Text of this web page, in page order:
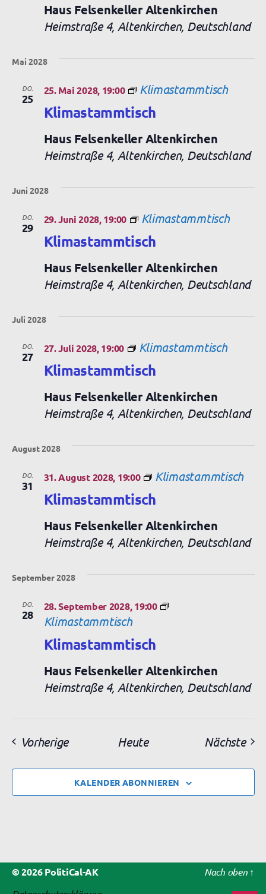
Haus Felsenkeller Altenkirchen
Heimstraße 4, Altenkirchen, Deutschland
Mai 2028
DO.
25
Klimastammtisch
25. Mai 2028, 19:00 Klimastammtisch
Haus Felsenkeller Altenkirchen
Heimstraße 4, Altenkirchen, Deutschland
Juni 2028
DO.
29
Klimastammtisch
29. Juni 2028, 19:00 Klimastammtisch
Haus Felsenkeller Altenkirchen
Heimstraße 4, Altenkirchen, Deutschland
Juli 2028
DO.
27
Klimastammtisch
27. Juli 2028, 19:00 Klimastammtisch
Haus Felsenkeller Altenkirchen
Heimstraße 4, Altenkirchen, Deutschland
August 2028
DO.
31
Klimastammtisch
31. August 2028, 19:00 Klimastammtisch
Haus Felsenkeller Altenkirchen
Heimstraße 4, Altenkirchen, Deutschland
September 2028
DO.
28
Klimastammtisch
28. September 2028, 19:00
Klimastammtisch
Haus Felsenkeller Altenkirchen
Heimstraße 4, Altenkirchen, Deutschland
VorherigeVeranstaltungen
Heute Nächste
KALENDER ABONNIEREN
© 2026PolitiCal-AK Nach oben ↑